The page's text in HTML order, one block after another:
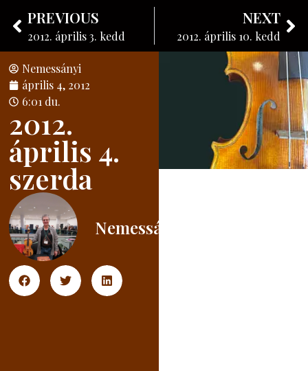
Hangszerkészítő
PREVIOUS
2012. április 3. kedd
NEXT
2012. április 10. kedd
Nemessányi
április 4, 2012
6:01 du.
2012.
április 4.
szerda
Nemessányi